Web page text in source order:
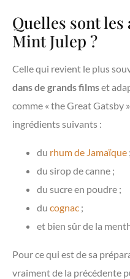
Quelles sont
Mint Julep ?
Celle qui revient le plus
dans de grands filmset
comme « the Great Gatsby
ingrédients suivants :
du rhum de Jamaïque ;
du sirop de canne ;
du sucre en poudre ;
du cognac ;
et bien sûr de la
Pour ce qui est de sa
vraiment de la précédente